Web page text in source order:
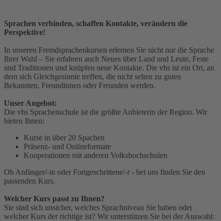
Sprachen verbinden, schaffen Kontakte, verändern die
Perspektive!
In unseren Fremdsprachenkursen erlernen Sie nicht nur die Sprache
Ihrer Wahl – Sie erfahren auch Neues über Land und Leute, Feste
und Traditionen und knüpfen neue Kontakte. Die vhs ist ein Ort, an
dem sich Gleichgesinnte treffen, die nicht selten zu guten
Bekannten, Freundinnen oder Freunden werden.
Unser Angebot:
Die vhs Sprachenschule ist die größte Anbieterin der Region. Wir
bieten Ihnen:
Kurse in über 20 Spachen
Präsenz- und Onlineformate
Kooperationen mit anderen Volkshochschulen
Ob Anfänger/-in oder Fortgeschrittene/-r - bei uns finden Sie den
passenden Kurs.
Welcher Kurs passt zu Ihnen?
Sie sind sich unsicher, welches Sprachniveau Sie haben oder
welcher Kurs der richtige ist? Wir unterstützen Sie bei der Auswahl: